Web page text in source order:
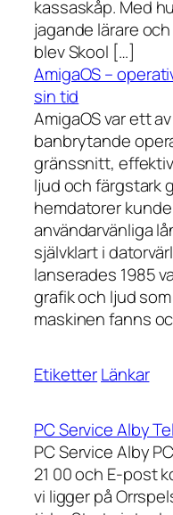
kassaskåp. Med
jagande lärare
blev Skool […]
AmigaOS –
sin tid
AmigaOS var ett
banbrytande
gränssnitt,
ljud och färgstark
hemdatorer
användarvänliga
självklart i
lanserades 1985
grafik och ljud
maskinen fanns
EtiketterLänkar
PC Service Alby
PC Service Alby
21 00 och E-post
vi ligger på